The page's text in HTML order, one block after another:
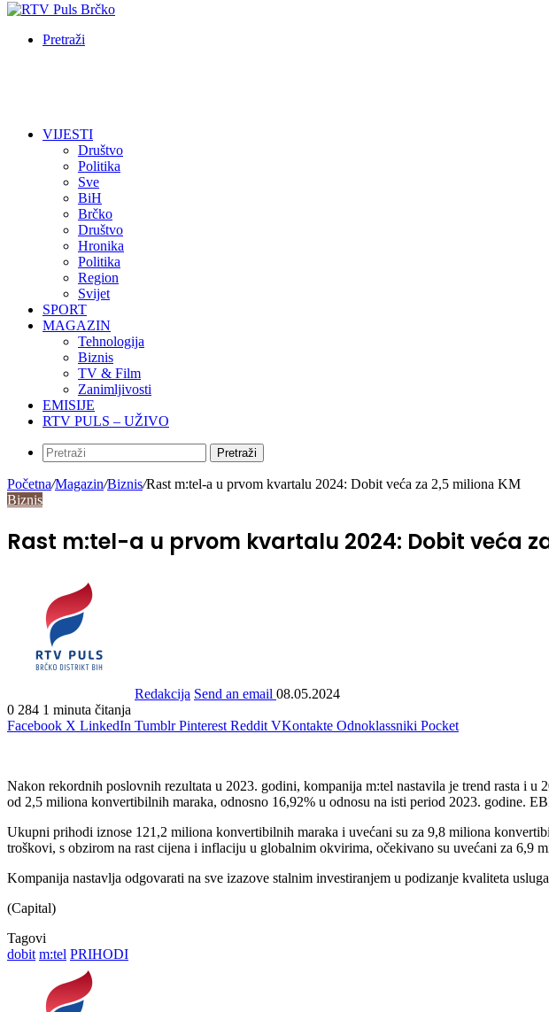
Pretraži
VIJESTI
Društvo
Politika
Sve
BiH
Brčko
Društvo
Hronika
Politika
Region
Svijet
SPORT
MAGAZIN
Tehnologija
Biznis
TV & Film
Zanimljivosti
EMISIJE
RTV PULS – UŽIVO
Pretraži
Početna/Magazin/Biznis/Rast m:tel-a u prvom kvartalu 2024: Dobit veća za 2,5 miliona KM
Biznis
Rast m:tel-a u prvom kvartalu 2024: Dobit veća
Redakcija Send an email 08.05.2024
0 284 1 minuta čitanja
Facebook X LinkedIn Tumblr Pinterest Reddit VKontakte Odnoklassniki Pocket
Nakon rekordnih poslovnih rezultata u 2023. godini, kompanija m:tel nastavila je trend rasta i
od 2,5 miliona konvertibilnih maraka, odnosno 16,92% u odnosu na isti period 2023. godine.
Ukupni prihodi iznose 121,2 miliona konvertibilnih maraka i uvećani su za 9,8 miliona
troškovi, s obzirom na rast cijena i inflaciju u globalnim okvirima, očekivano su uvećani za 6,9
Kompanija nastavlja odgovarati na sve izazove stalnim investiranjem u podizanje kvaliteta
(Capital)
Tagovi
dobit m:tel PRIHODI